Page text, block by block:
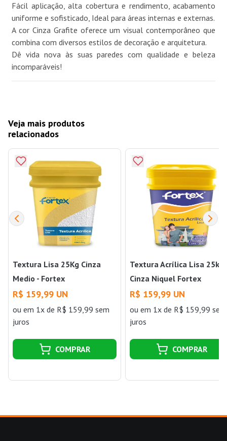
Fácil aplicação, alta cobertura e rendimento, acabamento
uniforme e sofisticado, Ideal para áreas internas e externas.
A cor Cinza Grafite oferece um visual contemporâneo que
combina com diversos estilos de decoração e arquitetura.
Dê vida nova às suas paredes com qualidade e beleza
incomparáveis!
Veja mais produtos
relacionados
Textura Lisa 25Kg Cinza
Medio - Fortex
R$ 159,99 UN
ou em 1x de R$ 159,99 sem
juros
COMPRAR
Textura Acrílica Lisa 25kg
Cinza Niquel Fortex
R$ 159,99 UN
ouem 1x de R$ 159,99 sem
juros
COMPRAR